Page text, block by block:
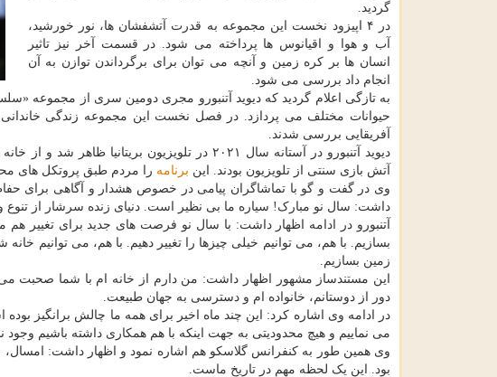
گردید.
در ۴ اپیزود نخست این مجموعه به قدرت آتشفشان ها، نور خورشید،
آب و هوا و اقیانوس ها پرداخته می شود. در قسمت آخر نیز تاثیر
انسان ها بر کره زمین و آنچه می توان برای برگرداندن توازن به آن
انجام داد بررسی می شود.
به تازگی اعلام گردید که دیوید آتنبورو مجری دومین سری از مجموعه
حیوانات مختلف می پردازد. در فصل نخست این مجموعه زندگی
آفریقایی بررسی شدند.
دیوید آتنبورو در آستانه سال ۲۰۲۱ در تلویزیون
آتش بازی سنتی از تلویزیون بودند. این برنامه را مردم طبق پروتکل های محافظتی کووید ۱۹ از
وی در گفت و گو با تماشاگران پیامی در خصوص هشدار و آگاهی برای
داشت: سال نو مبارک! سیاره ما بی نظیر است. دنیای زنده سرشار از
بسازیم. با هم، می توانیم خیلی چیزها را تغییر دهیم. با هم، می توانیم
زمین بسازیم.
این مستندساز مشهور اظهار داشت: من دارم از خانه ام با شما صحبت
دور از دوستانم، خانواده ام و دسترسی به جهان طبیعت.
در ادامه وی اشاره کرد: این چند ماه اخیر برای همه ما چالش برانگیز
می نماییم و هیچ محدودیتی به جهت اینکه با هم همکاری داشته باشیم وجود
وی همین طور به کنفرانس گلاسکو هم اشاره نمود و اظهار داشت: امسال،
بود. این یک لحظه مهم در تاریخ ماست.